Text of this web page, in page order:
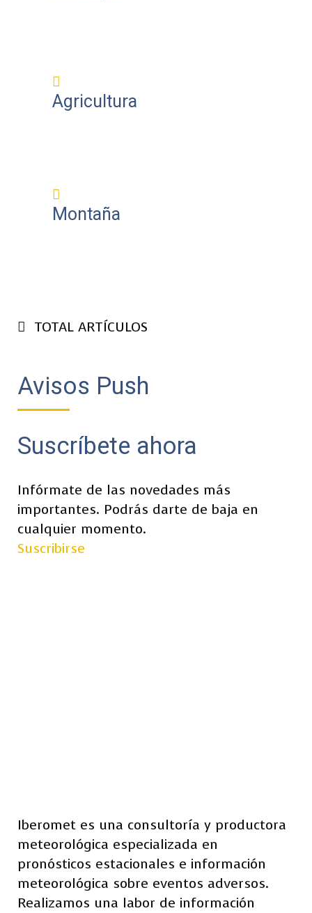
Agricultura
Montaña
TOTAL ARTÍCULOS
Avisos Push
Suscríbete ahora
Infórmate de las novedades más
importantes. Podrás darte de baja en
cualquier momento.
Suscribirse
Iberomet es una consultoría y productora
meteorológica especializada en
pronósticos estacionales e información
meteorológica sobre eventos adversos.
Realizamos una labor de información